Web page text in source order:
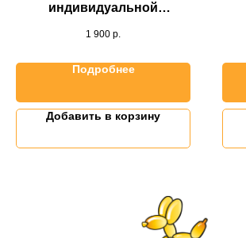
индивидуальной
1 900 р.
Подробнее
Добавить в корзину